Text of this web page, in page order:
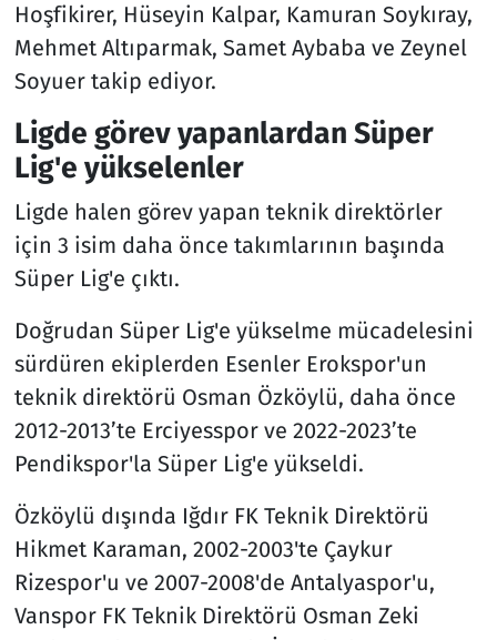
Hoşfikirer, Hüseyin Kalpar, Kamuran Soykıray,
Mehmet Altıparmak, Samet Aybaba ve Zeynel
Soyuer takip ediyor.
Ligde görev yapanlardan Süper
Lig'e yükselenler
Ligde halen görev yapan teknik direktörler
için 3 isim daha önce takımlarının başında
Süper Lig'e çıktı.
Doğrudan Süper Lig'e yükselme mücadelesini
sürdüren ekiplerden Esenler Erokspor'un
teknik direktörü Osman Özköylü, daha önce
2012-2013’te Erciyesspor ve 2022-2023’te
Pendikspor'la Süper Lig'e yükseldi.
Özköylü dışında Iğdır FK Teknik Direktörü
Hikmet Karaman, 2002-2003'te Çaykur
Rizespor'u ve 2007-2008'de Antalyaspor'u,
Vanspor FK Teknik Direktörü Osman Zeki